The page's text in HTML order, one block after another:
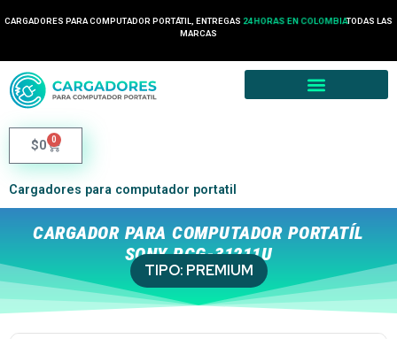
CARGADORES PARA COMPUTADOR PORTÁTIL, ENTREGAS 24 HORAS EN COLOMBIATODAS LAS
MARCAS
$0 0
Cargadores para computador portatil
CARGADOR PARA COMPUTADOR PORTATÍL
SONY PCG-31211U
TIPO: PREMIUM